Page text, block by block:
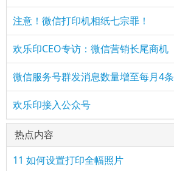
注意！微信打印机相纸七宗罪！
欢乐印CEO专访：微信营销长尾商机
微信服务号群发消息数量增至每月4条
欢乐印接入公众号
热点内容
11 如何设置打印全幅照片